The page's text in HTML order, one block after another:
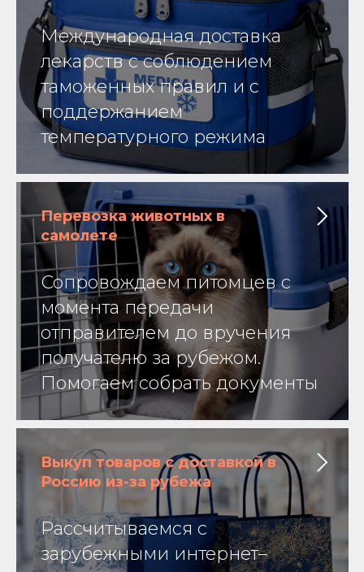
Международная доставка
лекарств с соблюдением
таможенных правил и с
поддержанием
температурного режима
Перевозка животных в
самолете
Сопровождаем питомцев с
момента передачи
отправителем до вручения
получателю за рубежом.
Помогаем собрать документы
Выкуп товаров с доставкой в
Россию из-за рубежа
Рассчитываемся с
зарубежными интернет–